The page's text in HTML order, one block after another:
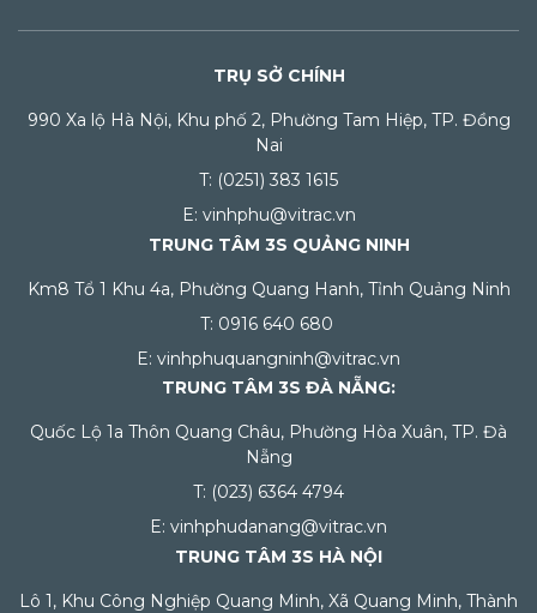
TRỤ SỞ CHÍNH
990 Xa lộ Hà Nội, Khu phố 2, Phường Tam Hiệp, TP. Đồng
Nai
T: (0251) 383 1615
E: vinhphu@vitrac.vn
TRUNG TÂM 3S QUẢNG NINH
Km8 Tổ 1 Khu 4a, Phường Quang Hanh, Tỉnh Quảng Ninh
T: 0916 640 680
E: vinhphuquangninh@vitrac.vn
TRUNG TÂM 3S ĐÀ NẴNG:
Quốc Lộ 1a Thôn Quang Châu, Phường Hòa Xuân, TP. Đà
Nẵng
T: (023) 6364 4794
E: vinhphudanang@vitrac.vn
TRUNG TÂM 3S HÀ NỘI
Lô 1, Khu Công Nghiệp Quang Minh, Xã Quang Minh, Thành